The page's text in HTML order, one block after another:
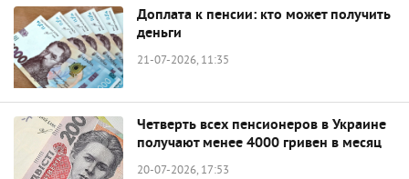
Доплата к пенсии: кто может получить
деньги
21-07-2026, 11:35
Четверть всех пенсионеров в Украине
получают менее 4000 гривен в месяц
20-07-2026, 17:53